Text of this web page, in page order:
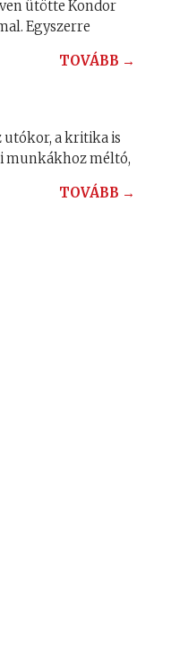
ütötte Kondor
Egyszerre
TOVÁBB →
utókor, a kritika is
munkákhoz méltó,
TOVÁBB →